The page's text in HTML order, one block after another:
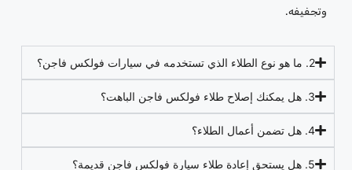
وتجفيفه.
2. ما هو نوع الطلاء الذي تستخدمه في سيارات فولكس فاجن؟
3. هل يمكنك إصلاح طلاء فولكس فاجن الباهت؟
4. هل تضمن أعمال الطلاء؟
5. هل يستحق إعادة طلاء سيارة فولكس فاجن قديمة؟